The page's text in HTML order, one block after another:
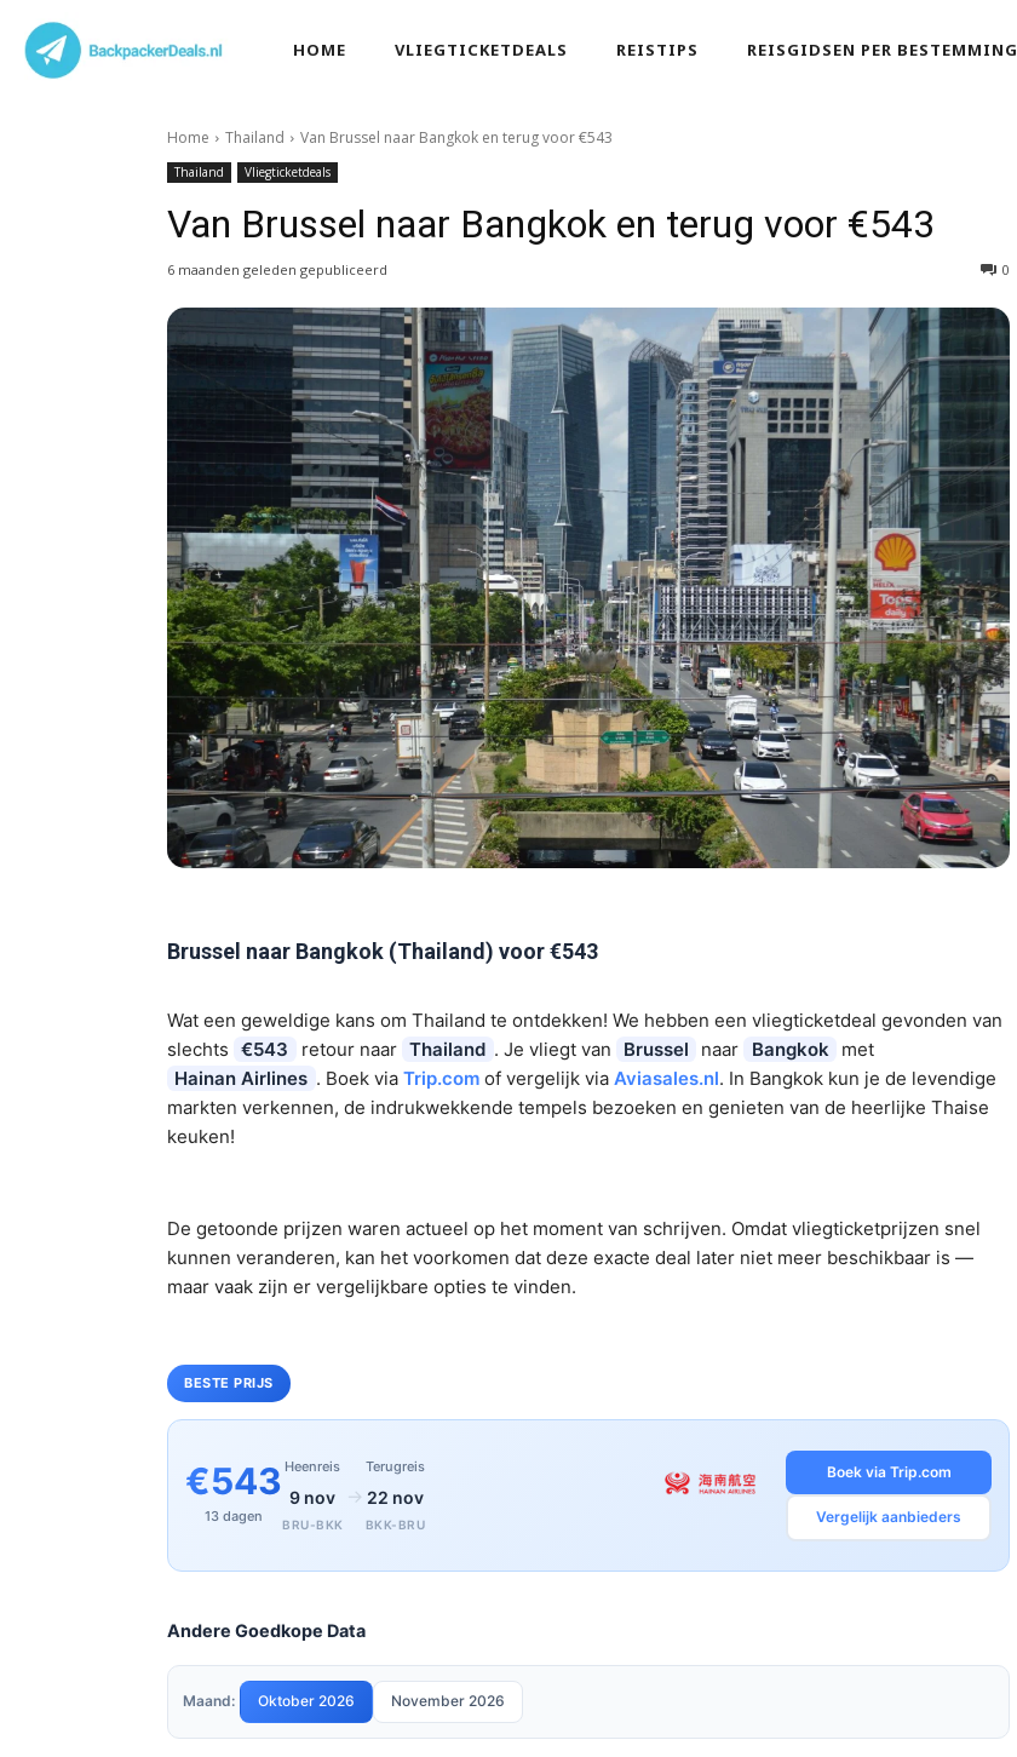
HOME VLIEGTICKETDEALS REISTIPS REISGIDSEN PER BESTEMMING
Home Thailand Van Brussel naar Bangkok en terug voor €543
Thailand Vliegticketdeals
Van Brussel naar Bangkok en terug voor €543
6 maanden geleden gepubliceerd 0
Brussel naar Bangkok (Thailand) voor €543
Wat een geweldige kans om Thailand te ontdekken! We hebben een vliegticketdeal gevonden van
slechts €543 retour naar Thailand . Je vliegt van Brussel naar Bangkok met
Hainan Airlines . Boek via Trip.comof vergelijk via Aviasales.nl. In Bangkok kun je de levendige
markten verkennen, de indrukwekkende tempels bezoeken en genieten van de heerlijke Thaise
keuken!
De getoonde prijzen waren actueel op het moment van schrijven. Omdat vliegticketprijzen snel
kunnen veranderen, kan het voorkomen dat deze exacte deal later niet meer beschikbaar is —
maar vaak zijn er vergelijkbare opties te vinden.
BESTE PRIJS
€543
13 dagen
Heenreis
9 nov
BRU-BKK
→
Terugreis
22 nov
BKK-BRU
Boek via Trip.com
Vergelijk aanbieders
Andere Goedkope Data
Maand: Oktober 2026 November 2026